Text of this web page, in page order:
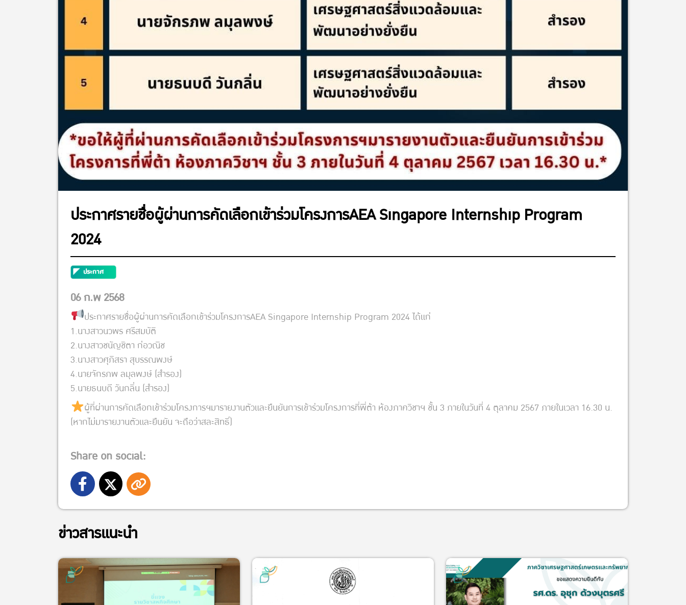
ประกาศรายชื่อผู้ผ่านการคัดเลือกเข้าร่วมโครงการAEA Singapore Internship Program
2024
ประกาศ
06 ก.พ 2568
ประกาศรายชื่อผู้ผ่านการคัดเลือกเข้าร่วมโครงการAEA Singapore Internship Program 2024 ได้แก่
1.นางสาวนวพร ศรีสมบัติ
2.นางสาวชนัญชิตา ก่อวณิช
3.นางสาวศุภิสรา สุบรรณพงษ์
4.นายจักรภพ ลมุลพงษ์ (สำรอง)
5.นายธนบดี วันกลิ่น (สำรอง)
ผู้ที่ผ่านการคัดเลือกเข้าร่วมโครงการฯมารายงานตัวและยืนยันการเข้าร่วมโครงการที่พี่ต้า ห้องภาควิชาฯ ชั้น 3 ภายในวันที่ 4 ตุลาคม 2567 ภายในเวลา 16.30 น.
(หากไม่มารายงานตัวและยืนยัน จะถือว่าสละสิทธิ์)
Share on social:
ข่าวสารแนะนำ